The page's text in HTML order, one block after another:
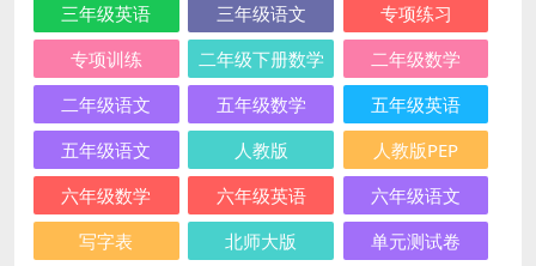
三年级英语
三年级语文
专项练习
专项训练
二年级下册数学
二年级数学
二年级语文
五年级数学
五年级英语
五年级语文
人教版
人教版PEP
六年级数学
六年级英语
六年级语文
写字表
北师大版 单元测试卷